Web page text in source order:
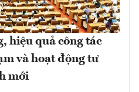
hiệu quả công tác
và hoạt động tư
mới